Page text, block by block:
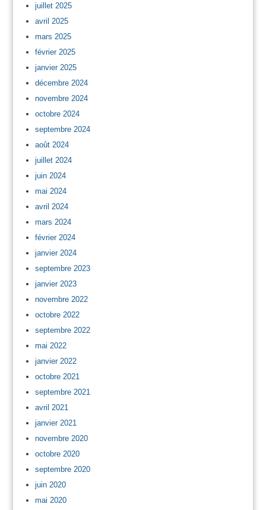
juillet 2025
avril 2025
mars 2025
février 2025
janvier 2025
décembre 2024
novembre 2024
octobre 2024
septembre 2024
août 2024
juillet 2024
juin 2024
mai 2024
avril 2024
mars 2024
février 2024
janvier 2024
septembre 2023
janvier 2023
novembre 2022
octobre 2022
septembre 2022
mai 2022
janvier 2022
octobre 2021
septembre 2021
avril 2021
janvier 2021
novembre 2020
octobre 2020
septembre 2020
juin 2020
mai 2020